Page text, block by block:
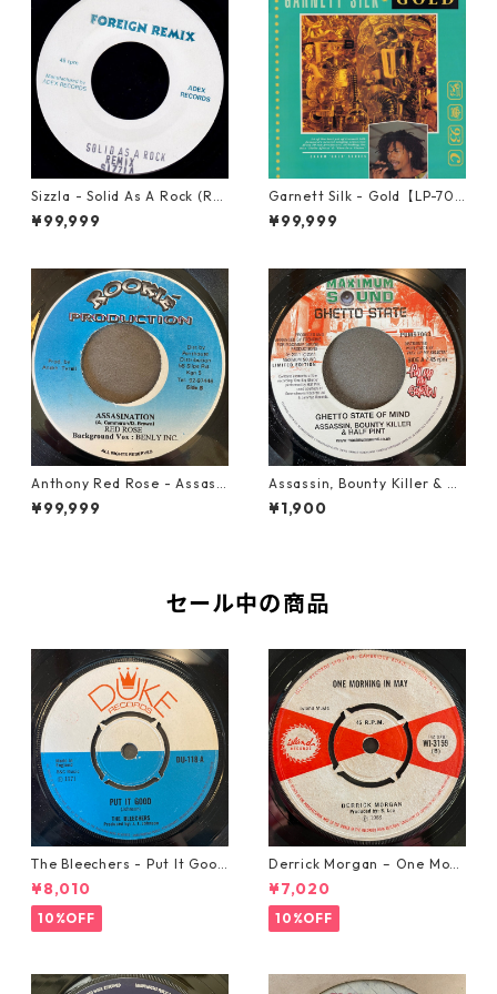
Sizzla - Solid As A Rock (Re
mix)【7-21821】
¥99,999
Garnett Silk - Gold【LP-70
064】
¥99,999
Anthony Red Rose - Assasi
nation【7-21754】
¥99,999
Assassin, Bounty Killer & Ha
lf Pint - Ghetto State Of Mi
nd【7-21692】
¥1,900
セール中の商品
The Bleechers - Put It Good
【7-21637】
¥8,010
10%OFF
Derrick Morgan – One Morn
ing In May【7-21653】
¥7,020
10%OFF